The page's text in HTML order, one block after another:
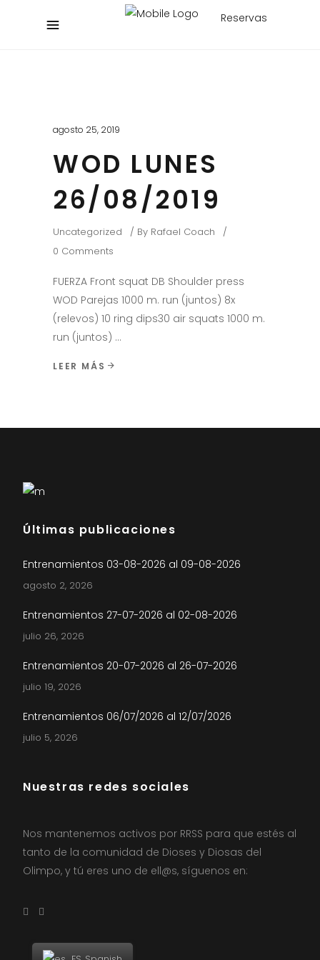
Reservas
agosto 25, 2019
WOD LUNES
26/08/2019
Uncategorized By Rafael Coach
0 Comments
FUERZA Front squat DB Shoulder press
WOD Parejas 1000 m. run (juntos) 8x
(relevos) 10 ring dips30 air squats 1000 m.
run (juntos)
LEER MÁS
Últimas publicaciones
Entrenamientos 03-08-2026 al 09-08-2026
agosto 2, 2026
Entrenamientos 27-07-2026 al 02-08-2026
julio 26, 2026
Entrenamientos 20-07-2026 al 26-07-2026
julio 19, 2026
Entrenamientos 06/07/2026 al 12/07/2026
julio 5, 2026
Nuestras redes sociales
Nos mantenemos activos por RRSS para que estés al
tanto de la comunidad de Dioses y Diosas del
Olimpo, y tú eres uno de ell@s, síguenos en: